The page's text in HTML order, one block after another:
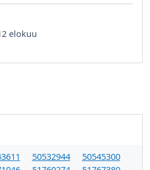
elokuu
50532944
50545300